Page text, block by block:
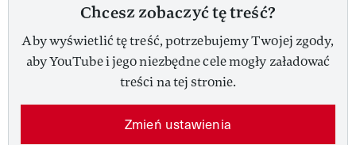
Chcesz zobaczyć tę treść?
Aby wyświetlić tę treść, potrzebujemy Twojej zgody,
aby YouTube i jego niezbędne cele mogły załadować
treści na tej stronie.
Zmień ustawienia